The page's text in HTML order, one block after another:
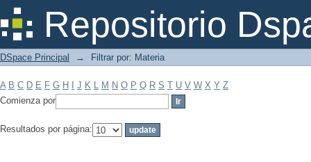
Repositorio
Filtrar por: Materia
DSpace Principal → Filtrar por: Materia
A B C D E F G H J K L M N O P Q R S T U V W X Y Z
Comienza por
Resultados por página: